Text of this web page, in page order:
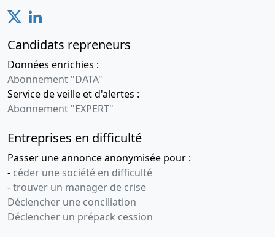
Candidats repreneurs
Données enrichies :
Abonnement "DATA"
Service de veille et d'alertes :
Abonnement "EXPERT"
Entreprises en difficulté
Passer une annonce anonymisée pour :
- céder une société en difficulté
-trouver un manager de crise
Déclencher une conciliation
Déclencher un prépack cession